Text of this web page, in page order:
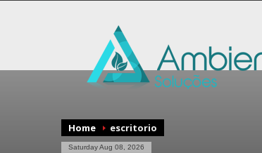
Home escritorio
Saturday Aug 08, 2026